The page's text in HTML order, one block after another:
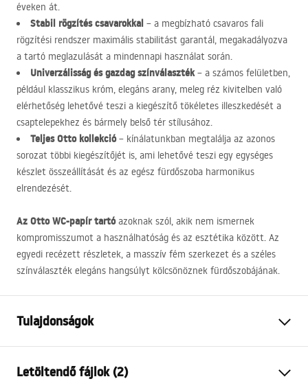
éveken át.
Stabil rögzítés csavarokkal – a megbízható csavaros fali
rögzítési rendszer maximális stabilitást garantál, megakadályozva
a tartó meglazulását a mindennapi használat során.
Univerzálisság és gazdag színválaszték– a számos felületben,
például klasszikus króm, elegáns arany, meleg réz kivitelben való
elérhetőség lehetővé teszi a kiegészítő tökéletes illeszkedését a
csaptelepekhez és bármely belső tér stílusához.
Teljes Otto kollekció– kínálatunkban megtalálja az azonos
sorozat többi kiegészítőjét is, ami lehetővé teszi egy egységes
készlet összeállítását és az egész fürdőszoba harmonikus
elrendezését.
Az Otto WC-papír tartóazoknak szól, akik nem ismernek
kompromisszumot a használhatóság és az esztétika között. Az
egyedi recézett részletek, a masszív fém szerkezet és a széles
színválaszték elegáns hangsúlyt kölcsönöznek fürdőszobájának.
Tulajdonságok
Anyag
Letöltendő fájlok (2)